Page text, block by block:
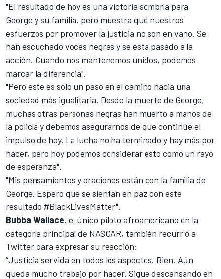
"El resultado de hoy es una victoria sombría para
George y su familia, pero muestra que nuestros
esfuerzos por promover la justicia no son en vano. Se
han escuchado voces negras y se está pasado a la
acción. Cuando nos mantenemos unidos, podemos
marcar la diferencia".
"Pero este es solo un paso en el camino hacia una
sociedad más igualitaria. Desde la muerte de George,
muchas otras personas negras han muerto a manos de
la policía y debemos asegurarnos de que continúe el
impulso de hoy. La lucha no ha terminado y hay más por
hacer, pero hoy podemos considerar esto como un rayo
de esperanza".
"Mis pensamientos y oraciones están con la familia de
George. Espero que se sientan en paz con este
resultado #BlackLivesMatter".
Bubba Wallace, el único piloto afroamericano en la
categoría principal de NASCAR, también recurrió a
Twitter para expresar su reacción:
“Justicia servida en todos los aspectos. Bien. Aún
queda mucho trabajo por hacer. Sigue descansando en